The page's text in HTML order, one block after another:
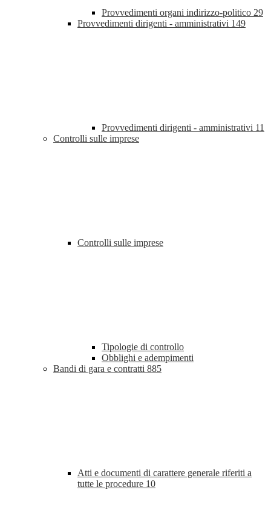
Provvedimenti organi indirizzo-politico 29
Provvedimenti dirigenti - amministrativi 149
Provvedimenti dirigenti - amministrativi 11
Controlli sulle imprese
Controlli sulle imprese
Tipologie di controllo
Obblighi e adempimenti
Bandi di gara e contratti 885
Atti e documenti di carattere generale riferiti a
tutte le procedure 10